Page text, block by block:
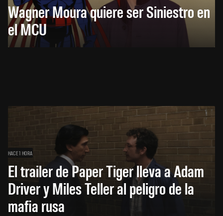
Wagner Moura quiere ser Siniestro en
el MCU
HACE 1 HORA
El trailer de Paper Tiger lleva a Adam
Driver y Miles Teller al peligro de la
mafia rusa